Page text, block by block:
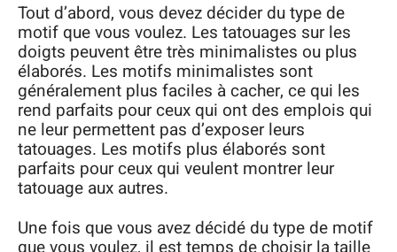
Tout d’abord, vous devez décider du type de
motif que vous voulez. Les tatouages sur les
doigts peuvent être très minimalistes ou plus
élaborés. Les motifs minimalistes sont
généralement plus faciles à cacher, ce qui les
rend parfaits pour ceux qui ont des emplois qui
ne leur permettent pas d’exposer leurs
tatouages. Les motifs plus élaborés sont
parfaits pour ceux qui veulent montrer leur
tatouage aux autres.
Une fois que vous avez décidé du type de motif